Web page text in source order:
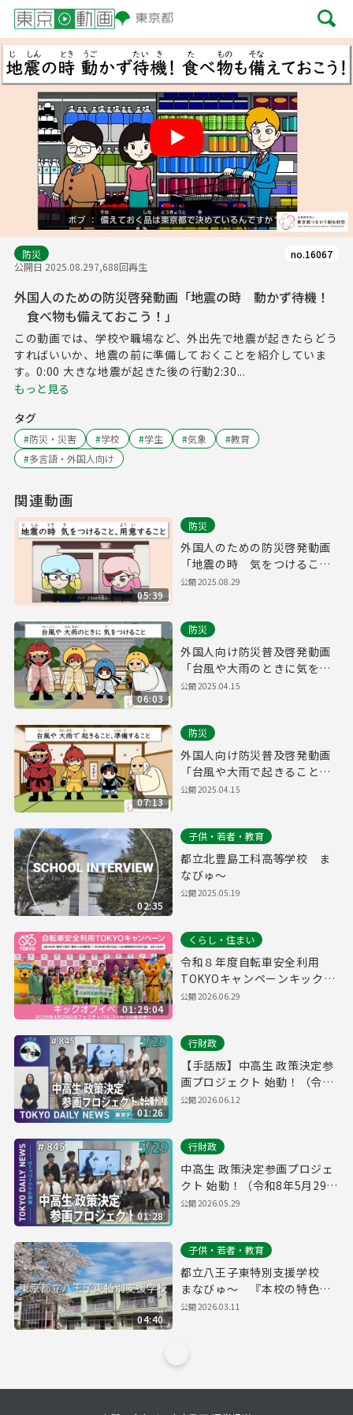
防災
公開日 2025.08.297,688回再生
no.16067
外国人のための防災啓発動画「地震の時 動かず待機！
食べ物も備えておこう！」
この動画では、学校や職場など、外出先で地震が起きたらどう
すればいいか、地震の前に準備しておくことを紹介していま
す。0:00 大きな地震が起きた後の行動2:30...
もっと見る
タグ
#防災・災害 #学校 #学生 #気象 #教育
#多言語・外国人向け
関連動画
05:39
防災
外国人のための防災啓発動画
「地震の時 気をつけるこ
と、用意すること」
公開2025.08.29
06:03
防災
外国人向け防災普及啓発動画
「台風や大雨のときに気をつ
けること」
公開2025.04.15
07:13
防災
外国人向け防災普及啓発動画
「台風や大雨で起きること、
準備すること」
公開2025.04.15
02:35
子供・若者・教育
都立北豊島工科高等学校 ま
なびゅ～
公開2025.05.19
01:29:04
くらし・住まい
令和８年度自転車安全利用
TOKYOキャンペーンキックオ
フイベント
公開2026.06.29
01:26
行財政
【手話版】中高生 政策決定参
画プロジェクト 始動！（令和
8年5月29日 東京デイリーニュ
公開2026.06.12
01:28
行財政
中高生 政策決定参画プロジェ
クト 始動！（令和8年5月29日
東京デイリーニュース
公開2026.05.29
04:40
子供・若者・教育
都立八王子東特別支援学校
まなびゅ～ 『本校の特色に
ついて』
公開2026.03.11